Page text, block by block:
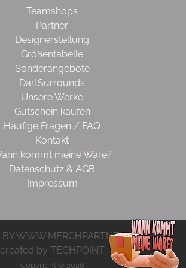
Teamshops
Partner
Designerstellung
Größentabelle
Sonderangebote
DartSurrounds
Unsere Werke
Gutschein kaufen
Häufige Fragen / FAQ
Kontakt
kommt meine Ware?
Datenschutz & AGB
Impressum
BY WWW.MERCHPARTNER.DE -
created by TECHPOINT
Copyright © 2026